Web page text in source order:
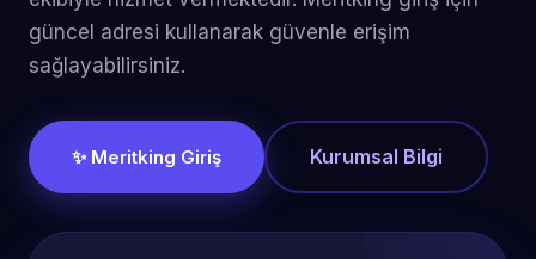
güncel adresi kullanarak güvenle erişim
sağlayabilirsiniz.
✨ Meritking Giriş Kurumsal Bilgi